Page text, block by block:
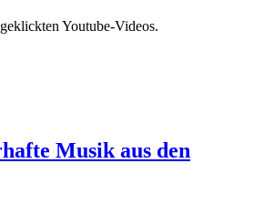
Youtube-Videos.
Musik aus den